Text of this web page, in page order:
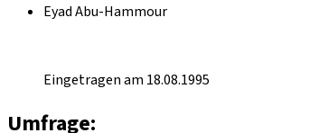
Eyad Abu-Hammour
Eingetragen am 18.08.1995
Umfrage: